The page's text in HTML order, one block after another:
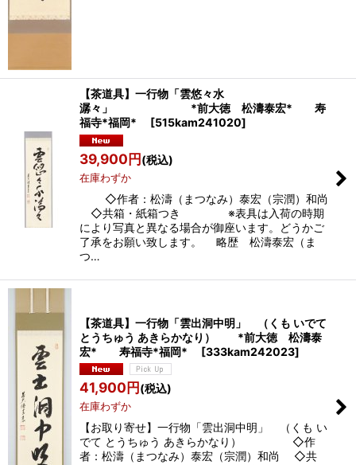
【茶道具】一行物「雲悠々水
潺々」 *前大徳 松濤泰宏* 寿
福寺*福岡*
[515kam241020]
39,900円(税込)
在庫わずか
◇作者：松濤（まつなみ）泰宏（宗潤）和尚
◇共箱・紙箱つき ※表具は入荷の時期
により写真と異なる場合が御座います。どうかご
了承をお願い致します。 略歴 松濤泰宏（ま
つ…
【茶道具】一行物「雲出洞中明」 （くも いでて
とうちゅう あきらかなり） *前大徳 松濤泰
宏* 寿福寺*福岡*
[333kam242023]
41,900円(税込)
在庫わずか
【お取り寄せ】一行物「雲出洞中明」 （くも い
でて とうちゅう あきらかなり） ◇作
者：松濤（まつなみ）泰宏（宗潤）和尚 ◇共